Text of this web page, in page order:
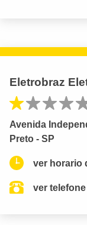
Eletrobraz
Avenida
Preto - SP
ver horario
ver telefone